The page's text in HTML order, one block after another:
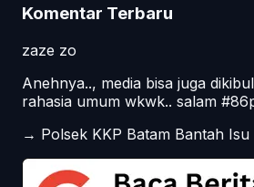
Komentar Terbaru
zaze zo
Anehnya.., media bisa juga
rahasia umum wkwk.. salam
→ Polsek KKP Batam Bantah